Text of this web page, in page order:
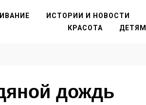
ИСТОРИИ И НОВОСТИ
КРАСОТА
ДЕТЯМ
дождь